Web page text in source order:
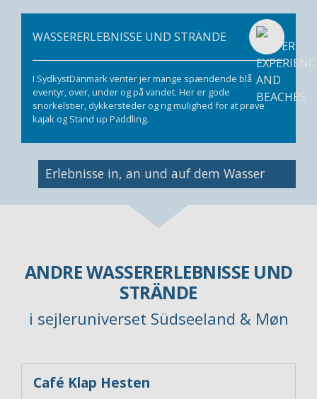
WASSERERLEBNISSE UND STRÄNDE
I SydkystDanmark venter jer mange spændende blå
eventyr, over, under og på vandet. Her er gode
snorkelstier, dykkersteder og rig mulighed for at prøve
kajak og Stand up Paddling.
Bild
Erlebnisse in, an und auf dem Wasser
ANDRE WASSERERLEBNISSE UND
STRÄNDE
i sejleruniverset Südseeland & Møn
Café Klap Hesten